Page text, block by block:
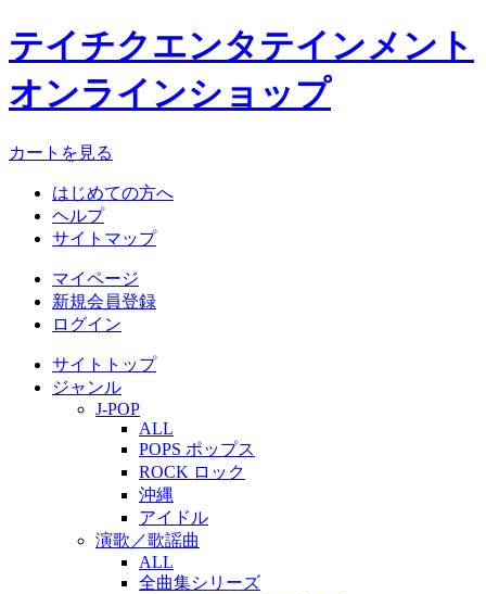
テイチクエンタテインメント
オンラインショップ
カートを見る
はじめての方へ
ヘルプ
サイトマップ
マイページ
新規会員登録
ログイン
サイトトップ
ジャンル
J-POP
ALL
POPS ポップス
ROCK ロック
沖縄
アイドル
演歌／歌謡曲
ALL
全曲集シリーズ